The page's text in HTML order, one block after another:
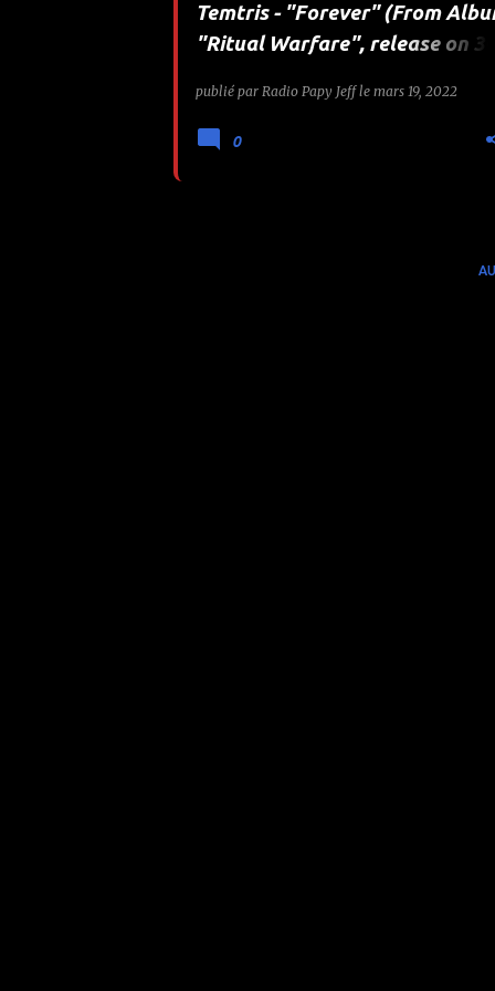
Temtris - "Forever" (From
"Ritual Warfare", release on 30
Aural Music Group)
publié par Radio Papy Jeff le mars 19, 2022
0